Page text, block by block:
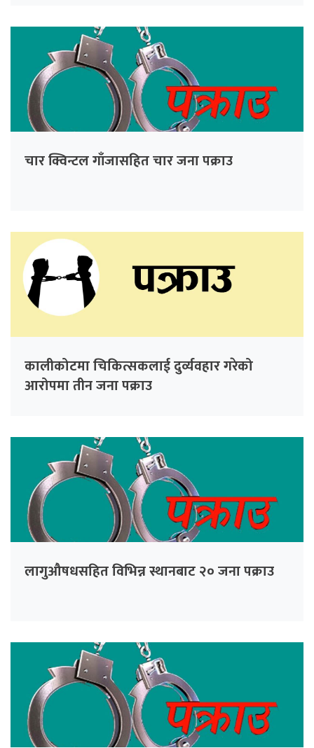
चार क्विन्टल गाँजासहित चार जना पक्राउ
कालीकोटमा चिकित्सकलाई दुर्व्यवहार गरेको
आरोपमा तीन जना पक्राउ
लागुऔषधसहित विभिन्न स्थानबाट २० जना पक्राउ